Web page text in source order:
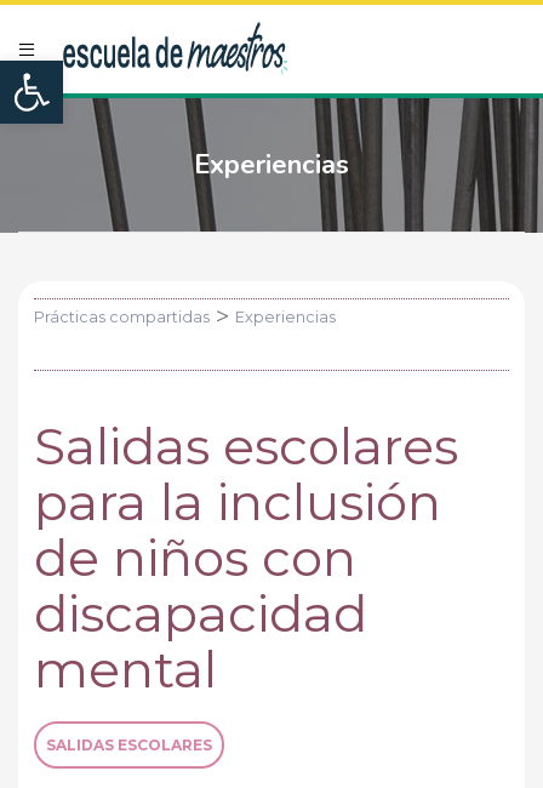
Open toolbar
Experiencias
Prácticas compartidas> Experiencias
Salidas escolares
para la inclusión
de niños con
discapacidad
mental
SALIDAS ESCOLARES